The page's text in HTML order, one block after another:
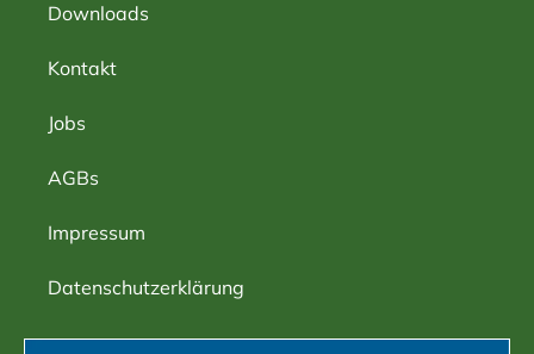
Downloads
Kontakt
Jobs
AGBs
Impressum
Datenschutzerklärung